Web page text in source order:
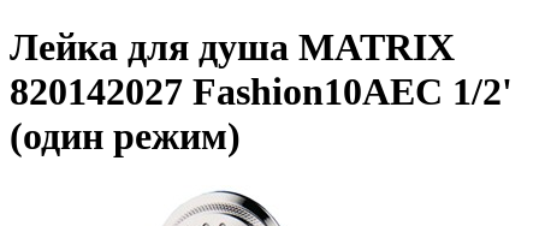
Лейка для душа MATRIX
820142027 Fashion10AEC 1/2'
(один режим)